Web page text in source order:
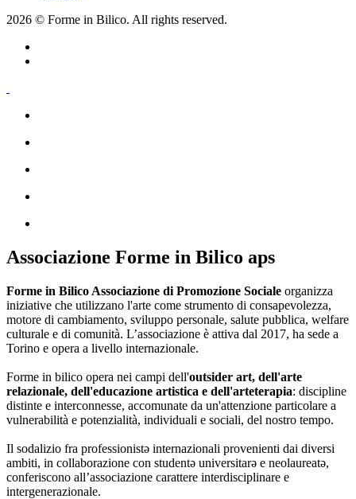
2026 © Forme in Bilico. All rights reserved.
Associazione Forme in Bilico aps
Forme in Bilico Associazione di Promozione Sociale organizza
iniziative che utilizzano l'arte come strumento di consapevolezza,
motore di cambiamento, sviluppo personale, salute pubblica, welfare
culturale e di comunità. L’associazione è attiva dal 2017, ha sede a
Torino e opera a livello internazionale.
Forme in bilico opera nei campi dell'outsider art, dell'arte
relazionale, dell'educazione artistica e dell'arteterapia: discipline
distinte e interconnesse, accomunate da un'attenzione particolare a
vulnerabilità e potenzialità, individuali e sociali, del nostro tempo.
Il sodalizio fra professionistə internazionali provenienti dai diversi
ambiti, in collaborazione con studentə universitarə e neolaureatə,
conferiscono all’associazione carattere interdisciplinare e
intergenerazionale.